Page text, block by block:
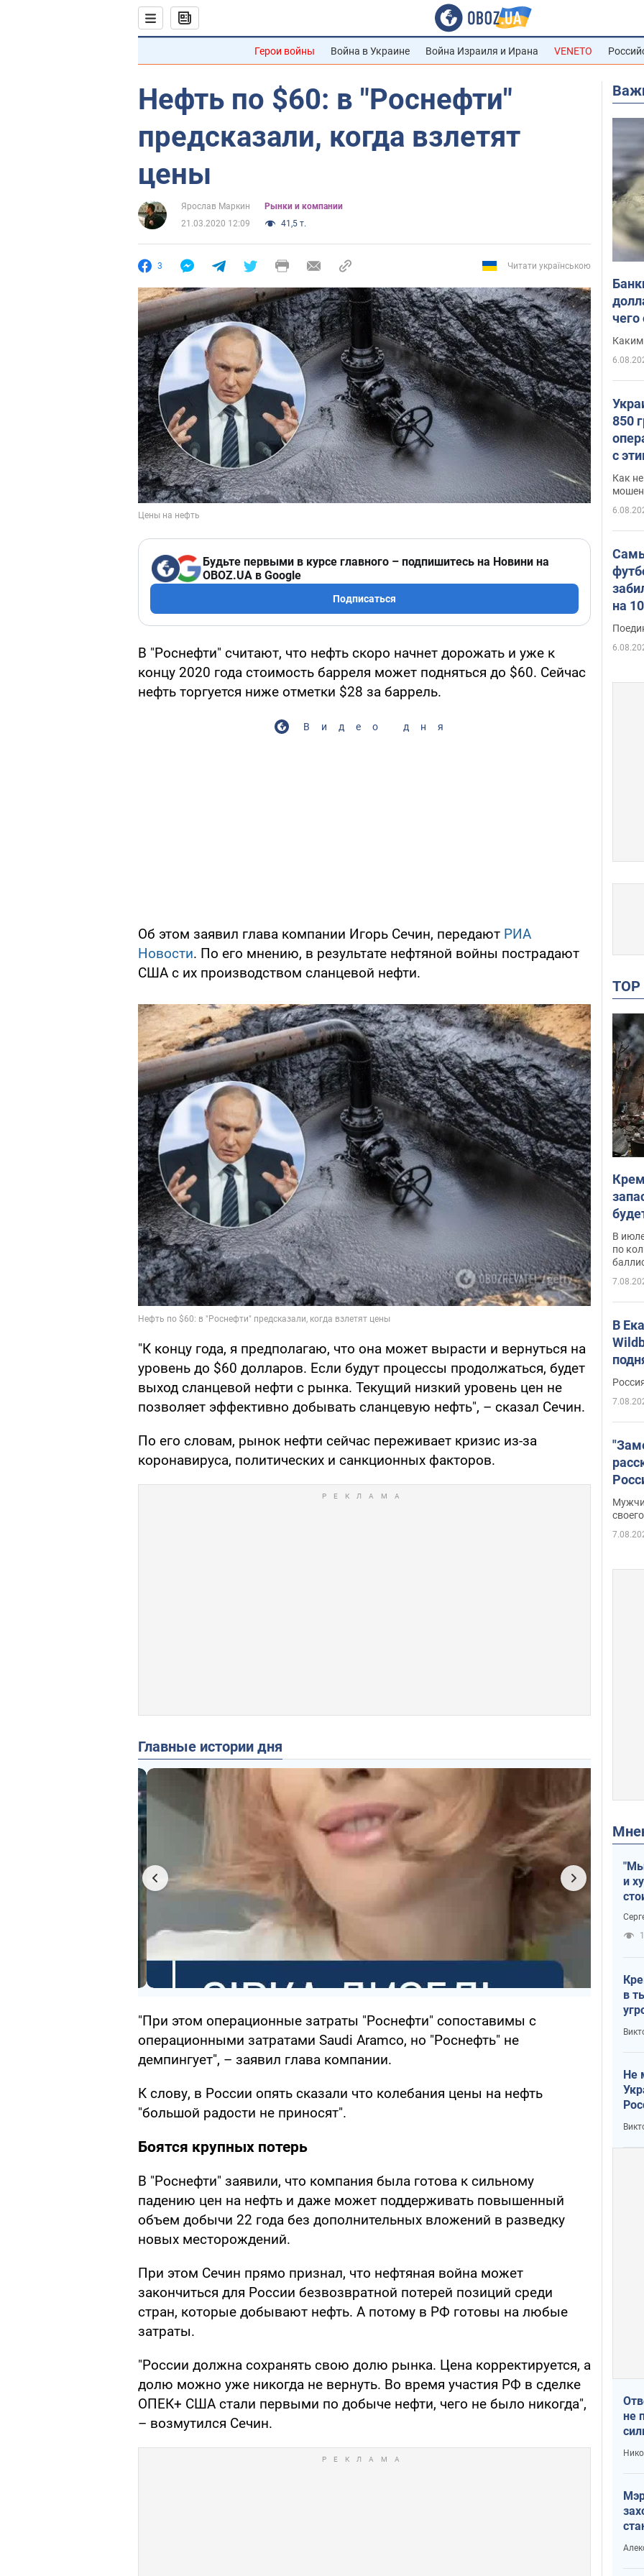
Герои войны Война в Украине Война Израиля и Ирана VENETO
Нефть по $60: в "Роснефти"
предсказали, когда взлетят
цены
Ярослав Маркин
Рынки и компании
21.03.2020 12:09
41,5 т.
3 Читати українською
Будьте первыми в курсе главного – подпишитесь на Новини на
OBOZ.UA в Google
Подписаться
В "Роснефти" считают, что нефть скоро начнет дорожать и уже к
концу 2020 года стоимость барреля может подняться до $60. Сейчас
нефть торгуется ниже отметки $28 за баррель.
Видео дня
Об этом заявил глава компании Игорь Сечин, передают РИА
Новости. По его мнению, в результате нефтяной войны пострадают
США с их производством сланцевой нефти.
"К концу года, я предполагаю, что она может вырасти и вернуться на
уровень до $60 долларов. Если будут процессы продолжаться, будет
выход сланцевой нефти с рынка. Текущий низкий уровень цен не
позволяет эффективно добывать сланцевую нефть", – сказал Сечин.
По его словам, рынок нефти сейчас переживает кризис из-за
коронавируса, политических и санкционных факторов.
Главные истории дня
"При этом операционные затраты "Роснефти" сопоставимы с
операционными затратами Saudi Aramco, но "Роснефть" не
демпингует", – заявил глава компании.
К слову, в России опять сказали что колебания цены на нефть
"большой радости не приносят".
Боятся крупных потерь
В "Роснефти" заявили, что компания была готова к сильному
падению цен на нефть и даже может поддерживать повышенный
объем добычи 22 года без дополнительных вложений в разведку
новых месторождений.
При этом Сечин прямо признал, что нефтяная война может
закончиться для России безвозвратной потерей позиций среди
стран, которые добывают нефть. А потому в РФ готовы на любые
затраты.
"России должна сохранять свою долю рынка. Цена корректируется, а
долю можно уже никогда не вернуть. Во время участия РФ в сделке
ОПЕК+ США стали первыми по добыче нефти, чего не было никогда",
– возмутился Сечин.
Каким
850
с
Как
на
В
по
В
Фото
и
в
Не
не
и